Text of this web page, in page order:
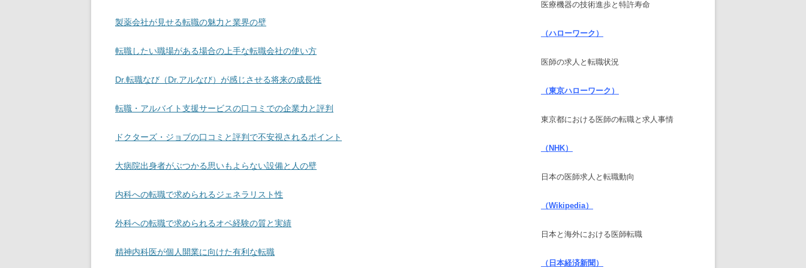
製薬会社が見せる転職の魅力と業界の壁
転職したい職場がある場合の上手な転職会社の使い方
Dr.転職なび（Dr.アルなび）が感じさせる将来の成長性
転職・アルバイト支援サービスの口コミでの企業力と評判
ドクターズ・ジョブの口コミと評判で不安視されるポイント
大病院出身者がぶつかる思いもよらない設備と人の壁
内科への転職で求められるジェネラリスト性
外科への転職で求められるオペ経験の質と実績
精神内科医が個人開業に向けた有利な転職
医療機器の技術進歩と特許寿命
（ハローワーク）
医師の求人と転職状況
（東京ハローワーク）
東京都における医師の転職と求人事情
（NHK）
日本の医師求人と転職動向
（Wikipedia）
日本と海外における医師転職
（日本経済新聞）